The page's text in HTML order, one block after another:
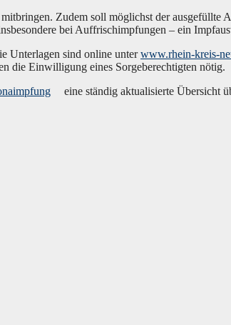
Zudem soll mög­lichst der
bei Auf­frisch­imp­fun­gen – ein
Unter­la­gen sind online unterwww.rhein-kreis-
die Ein­wil­li­gung eines Sor­ge­be­rech­tig­ten nötig.
eine stän­dig aktua­li­sier­te Über­sicht